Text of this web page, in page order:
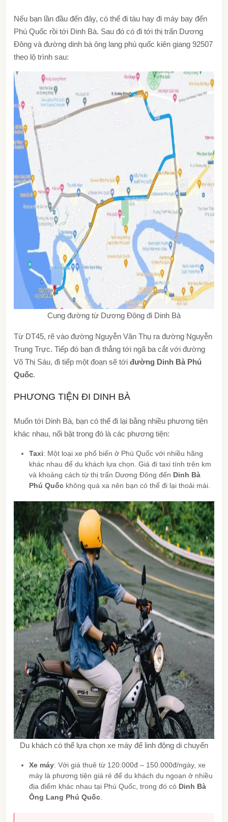
Nếu bạn lần đầu đến đây, có thể đi tàu hay đi máy bay đến
Phú Quốc rồi tới Dinh Bà. Sau đó có đi tới thị trấn Dương
Đông và đường dinh bà ông lang phú quốc kiên giang 92507
theo lộ trình sau:
Cung đường từ Dương Đông đi Dinh Bà
Từ DT45, rẽ vào đường Nguyễn Văn Thụ ra đường Nguyễn
Trung Trực. Tiếp đó bạn đi thẳng tới ngã ba cắt với đường
Võ Thị Sáu, đi tiếp một đoạn sẽ tới đường Dinh Bà Phú
Quốc.
PHƯƠNG TIỆN ĐI DINH BÀ
Muốn tới Dinh Bà, bạn có thể đi lại bằng nhiều phương tiện
khác nhau, nổi bật trong đó là các phương tiện:
Taxi: Một loại xe phổ biến ở Phú Quốc với nhiều hãng
khác nhau để du khách lựa chọn. Giá đi taxi tính trên km
và khoảng cách từ thị trấn Dương Đông đến Dinh Bà
Phú Quốc không quá xa nên bạn có thể đi lại thoải mái.
Du khách có thể lựa chọn xe máy để linh động di chuyển
Xe máy: Với giá thuê từ 120.000đ – 150.000đ/ngày, xe
máy là phương tiện giá rẻ để du khách du ngoạn ở nhiều
địa điểm khác nhau tại Phú Quốc, trong đó có Dinh Bà
Ông Lang Phú Quốc